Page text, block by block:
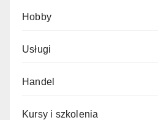
Hobby
Usługi
Handel
Kursy i szkolenia